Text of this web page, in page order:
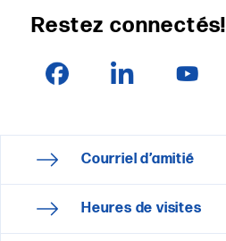
Restez connectés!
Courriel d’amitié
Heures de visites